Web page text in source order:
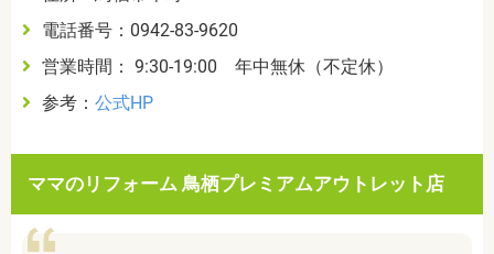
電話番号：0942-83-9620
営業時間： 9:30-19:00 年中無休（不定休）
参考： 公式HP
ママのリフォーム 鳥栖プレミアムアウトレット店